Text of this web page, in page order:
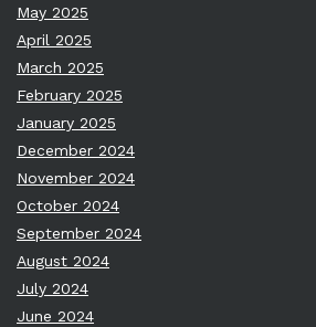
May 2025
April 2025
March 2025
February 2025
January 2025
December 2024
November 2024
October 2024
September 2024
August 2024
July 2024
June 2024